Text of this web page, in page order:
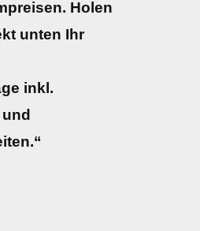
Holen
unten Ihr
inkl.